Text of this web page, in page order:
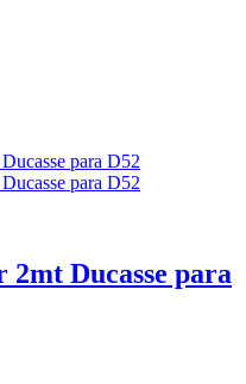
Ducasse para